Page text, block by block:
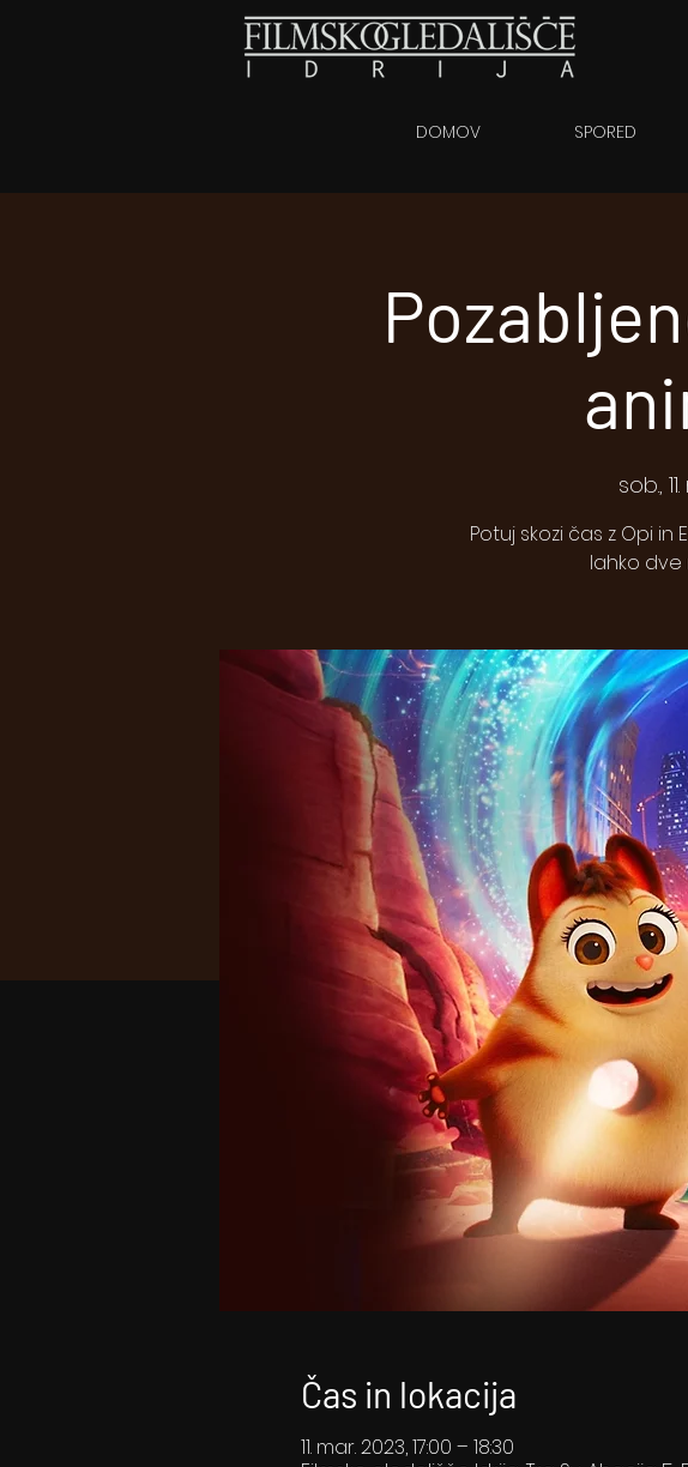
DOMOV SPORED
sob.,
Potuj skozi čas z Opi
lahko
Čas in lokacija
11. mar. 2023, 17:00 – 18:30